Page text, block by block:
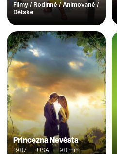
Filmy / Rodinné / Animované /
Dětské
Princezna Nevěsta
1987 | USA | 98 min